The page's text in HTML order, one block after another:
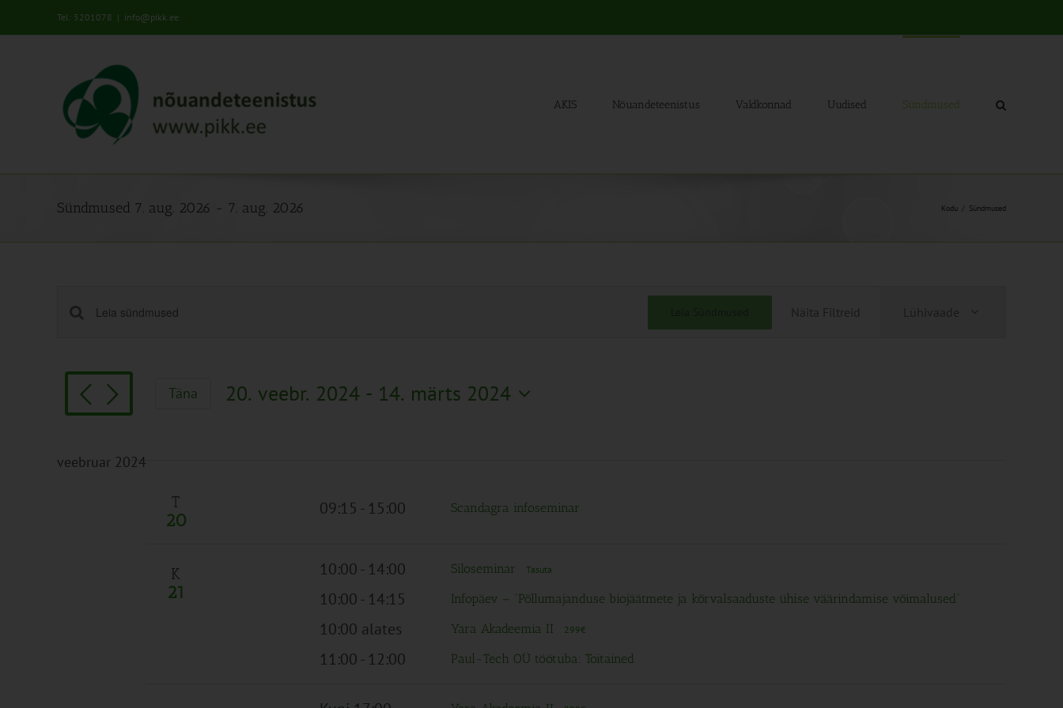
Tel: 5201078 | info@pikk.ee
AKIS Nõuandeteenistus Valdkonnad Uudised Sündmused
Sündmused 7. aug. 2026 - 7. aug. 2026 Kodu Sündmused
Sündmused
Views
Navigation
Enter
for
Sündmused
by
Näita Filtreid
Views
Lühivaade
Täna 20. veebr. 2024 - 14. märts 2024
veebruar 2024
T
20
09:15 - 15:00 Scandagra infoseminar
K
21
10:00- 14:00 Siloseminar Tasuta
10:00- 14:15 Infopäev – “Põllumajanduse biojäätmete ja kõrvalsaaduste ühise väärindamise võimalused”
10:00 alates Yara Akadeemia II 299€
11:00- 12:00 Paul-Tech OÜ töötuba: Toitained